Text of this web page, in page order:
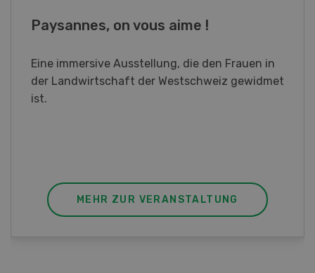
Fachkurs Aquakultur
Sind Sie in der Fischzucht tätig oder
interessieren Sie sich für das Thema? In
diesem Fall ist unser FBA-Weiterbildungskurs
MEHR ZUR VERANSTALTUNG